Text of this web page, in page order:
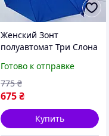
Женский Зонт
полуавтомат Три Слона
карбоновых спиц
Синий
Готово к отправке
675₴
775 ₴
Купить